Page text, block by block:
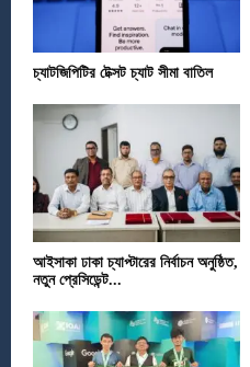
চ্যাটজিপিটির টেক্সট চ্যাট সীমা বাতিল
আইসাকা ঢাকা চ্যাপ্টারের নির্বাচন অনুষ্ঠিত,
নতুন প্রেসিডেন্ট...